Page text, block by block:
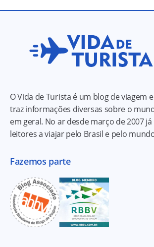
O Vida de Turista é um blog de viagem
traz informações diversas sobre o
em geral. No ar desde março de 2007
leitores a viajar pelo Brasil e pelo
Fazemos parte